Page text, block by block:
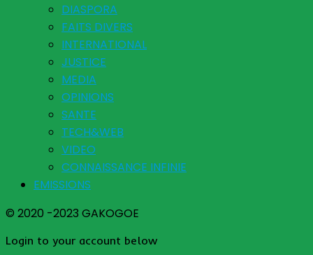
DIASPORA
FAITS DIVERS
INTERNATIONAL
JUSTICE
MEDIA
OPINIONS
SANTE
TECH&WEB
VIDEO
CONNAISSANCE INFINIE
EMISSIONS
© 2020 -2023 GAKOGOE
Login to your account below